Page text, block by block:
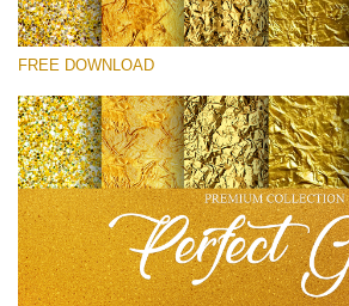
Por favor seleccione
Small 800*533px
Perfect Gold
(30 Textures)
Large 6000*4000px
Entire Collection
FREE DOWNLOAD